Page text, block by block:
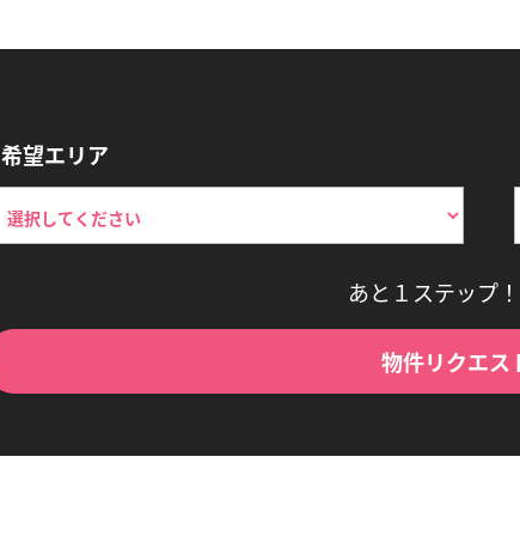
希望エリア
あと１ステップ
物件リクエス